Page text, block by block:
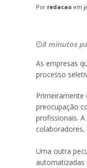
Por redacao em
8 minutos
As empresas
processo
Primeiramente
preocupação
profissionais.
Uma outra
automatizadas